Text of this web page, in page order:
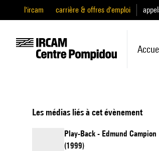
l'ircam carrière & offres d'emploi
Les médias liés à cet évènement
Play-Back - Edmund Campion
(1999)